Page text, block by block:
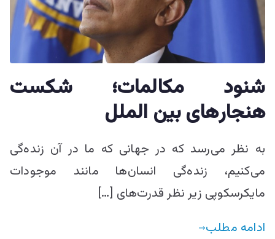
شنود مکالمات؛ شکست
هنجار‌های بین الملل
به نظر می‌رسد که در جهانی که ما در آن زنده‌گی
می‌کنیم، زنده‌گی انسان‌ها مانند موجودات
مایکرسکوپی زیر نظر قدرت‌های […]
ادامه مطلب